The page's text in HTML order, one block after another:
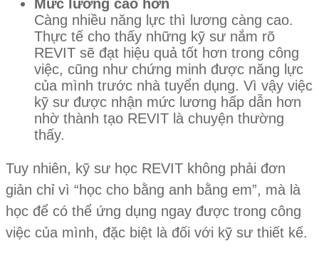
Mức lương cao hơn
Càng nhiều năng lực thì lương càng cao.
Thực tế cho thấy những kỹ sư nắm rõ
REVIT sẽ đạt hiệu quả tốt hơn trong công
việc, cũng như chứng minh được năng lực
của mình trước nhà tuyển dụng. Vì vậy việc
kỹ sư được nhận mức lương hấp dẫn hơn
nhờ thành tạo REVIT là chuyện thường
thấy.
Tuy nhiên, kỹ sư học REVIT không phải đơn
giản chỉ vì “học cho bằng anh bằng em”, mà là
học để có thể ứng dụng ngay được trong công
việc của mình, đặc biệt là đối với kỹ sư thiết kế.